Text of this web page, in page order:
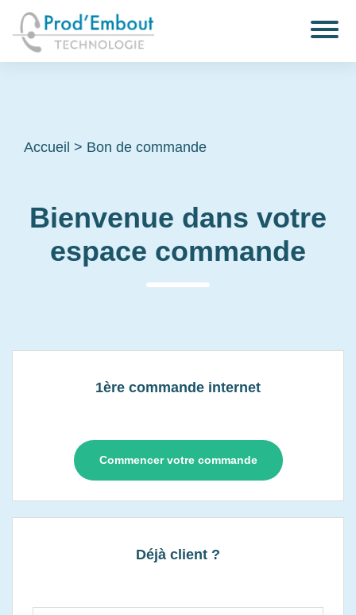
Accueil > Bon de commande
Bienvenue dans votre
espace commande
1ère commande internet
Commencer votre commande
Déjà client ?